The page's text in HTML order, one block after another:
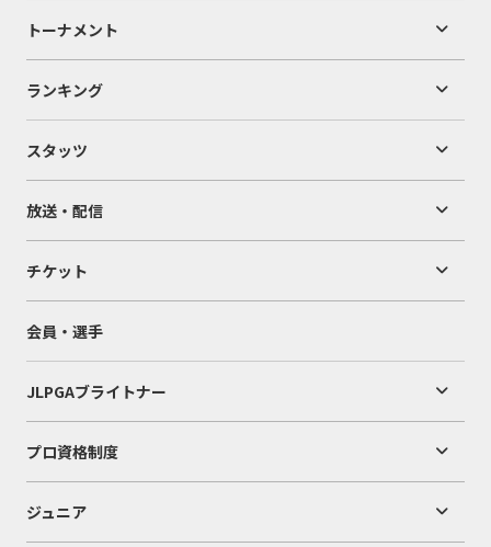
トーナメント
ランキング
スタッツ
放送・配信
チケット
会員・選手
JLPGAブライトナー
プロ資格制度
ジュニア